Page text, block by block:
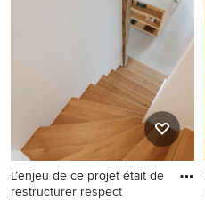
L’enjeu de ce projet était de
restructurer respect